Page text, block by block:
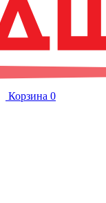
Корзина 0